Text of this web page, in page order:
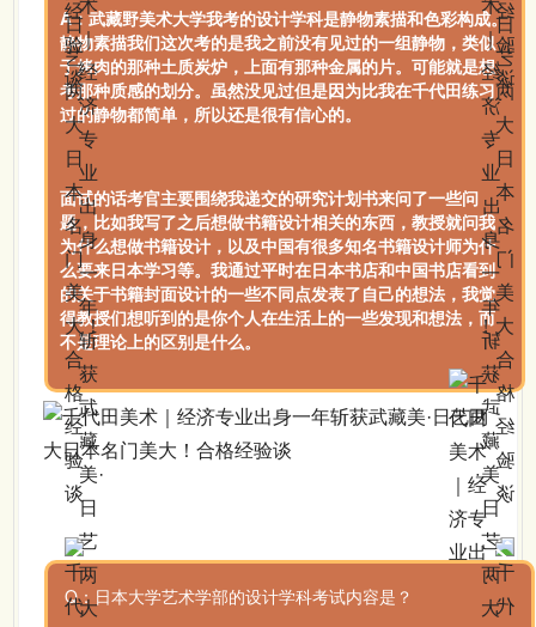
A：武藏野美术大学我考的设计学科是静物素描和色彩构成。
静物素描我们这次考的是我之前没有见过的一组静物，类似
于烤肉的那种土质炭炉，上面有那种金属的片。可能就是想
考那种质感的划分。虽然没见过但是因为比我在千代田练习
过的静物都简单，所以还是很有信心的。
面试的话考官主要围绕我递交的研究计划书来问了一些问
题，比如我写了之后想做书籍设计相关的东西，教授就问我
为什么想做书籍设计，以及中国有很多知名书籍设计师为什
么要来日本学习等。我通过平时在日本书店和中国书店看到
的关于书籍封面设计的一些不同点发表了自己的想法，我觉
得教授们想听到的是你个人在生活上的一些发现和想法，而
不是理论上的区别是什么。
Q：日本大学艺术学部的设计学科考试内容是？